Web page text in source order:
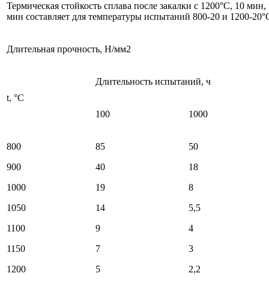
Термическая стойкость сплава после закалки с 1200°C, 10
мин составляет для температуры испытаний 800-20 и 1200-
Длительная прочность, Н/мм2
t, °C
Длительность испытаний, ч
100 1000
800
900
1000
1050
1100
1150
1200
85
40
19
14
9
7
5
50
18
8
5,5
4
3
2,2